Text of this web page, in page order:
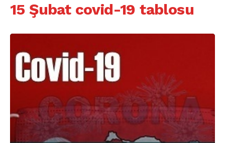
15 Şubat covid-19 tablosu